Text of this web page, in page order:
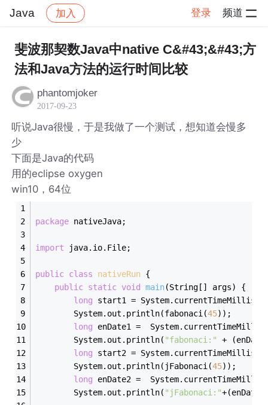
Java 加入 登录 频道
社区 Java 帖子详情
斐波那契数Java中native C&#43;&#43;方
法和Java方法的运行时间比较
phantomjoker
2017-09-23
听说Java很慢，于是我做了一个测试，想知道会慢多
少
下面是Java的代码
用的eclipse oxygen
win10，64位
package nativeJava;
import java.io.File;
public class nativeRun {
public static void main(String[] args)
{
long start1 =
		System.out.println(fabonaci(
45));
long enDate1 =
		System.out.println(
"fabonaci:"
+
long start2 =
		System.out.println(jFabonaci(
45));
long enDate2 =
		System.out.println(
"jFabonaci:"